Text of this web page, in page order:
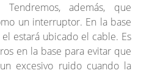
Tendremos, además, que
un interruptor. En la base
estará ubicado el cable. Es
en la base para evitar que
excesivo ruido cuando la